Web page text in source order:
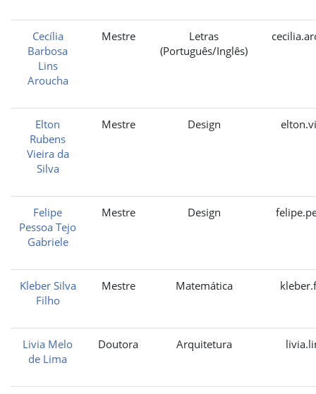
Cecília
Barbosa
Lins
Aroucha
Mestre
Letras
(Português/Inglês)
Elton
Rubens
Vieira da
Silva
Mestre Design
Felipe
Pessoa Tejo
Gabriele
Mestre Design
Kleber Silva
Filho
Mestre Matemática
Livia Melo
de Lima
Doutora Arquitetura